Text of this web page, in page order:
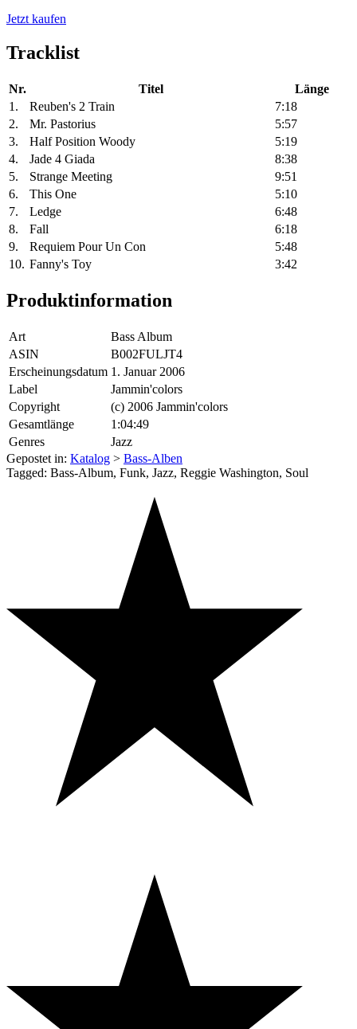
Jetzt kaufen
Tracklist
Nr. Titel
Länge
1.
Reuben's 2 Train
7:18
2.
Mr. Pastorius
5:57
3.
Half Position Woody
5:19
4.
Jade 4 Giada
8:38
5.
Strange Meeting
9:51
6.
This One
5:10
7.
Ledge
6:48
8.
Fall
6:18
9.
Requiem Pour Un Con
5:48
10. Fanny's Toy 3:42
Produktinformation
Art
Bass Album
ASIN
B002FULJT4
Erscheinungsdatum 1. Januar 2006
Label
Jammin'colors
Copyright
(c) 2006 Jammin'colors
Gesamtlänge
1:04:49
Genres
Jazz
Gepostet in: Katalog > Bass-Alben
Tagged: Bass-Album, Funk, Jazz, Reggie Washington, Soul